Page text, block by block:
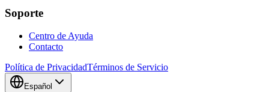
Soporte
Centro de Ayuda
Contacto
Política de PrivacidadTérminos de Servicio
Español